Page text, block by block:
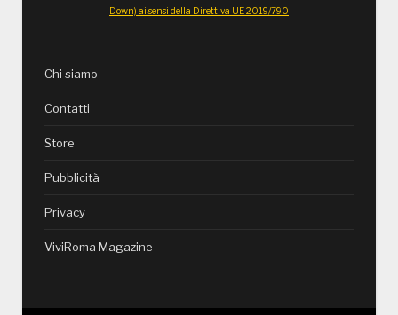
Down) ai sensi della Direttiva UE 2019/790
Chi siamo
Contatti
Store
Pubblicità
Privacy
ViviRoma Magazine